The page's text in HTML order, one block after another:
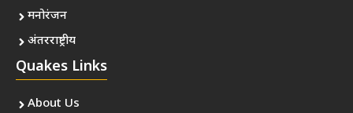
मनोरंजन
अंतरराष्ट्रीय
Quakes Links
About Us